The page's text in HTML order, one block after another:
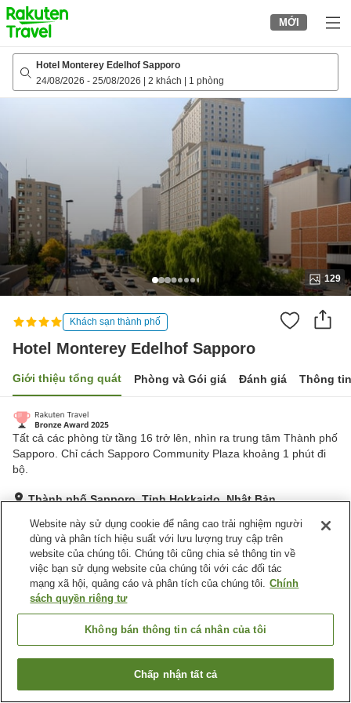
to
top
page
MỚI
Hotel Monterey Edelhof Sapporo
24/08/2026 - 25/08/2026 2 khách 1 phòng
129
Khách sạn thành phố
Hotel Monterey Edelhof Sapporo
Giới thiệu tổng quát Phòng và Gói giá Đánh giá Thông
Tất cả các phòng từ tầng 16 trở lên, nhìn ra trung tâm Thành phố
Sapporo. Chỉ cách Sapporo Community Plaza khoảng 1 phút đi
bộ.
Thành phố Sapporo, Tỉnh Hokkaido, Nhật Bản
Tuyệt vời Đánh giá:876 lượt
Tiện nghi chỗ nghỉ
Phòng xông đá nóng
Xông hơi
Hotel Monterey Edelhof SapporoTìm phòng trống
Website này sử dụng cookie để nâng cao trải nghiệm người
dùng và phân tích hiệu suất với lưu lượng truy cập trên
website của chúng tôi. Chúng tôi cũng chia sẻ thông tin về
việc bạn sử dụng website của chúng tôi với các đối tác
mạng xã hội, quảng cáo và phân tích của chúng tôi. Chính
sách quyền riêng tư
Không bán thông tin cá nhân của tôi
Chấp nhận tất cả